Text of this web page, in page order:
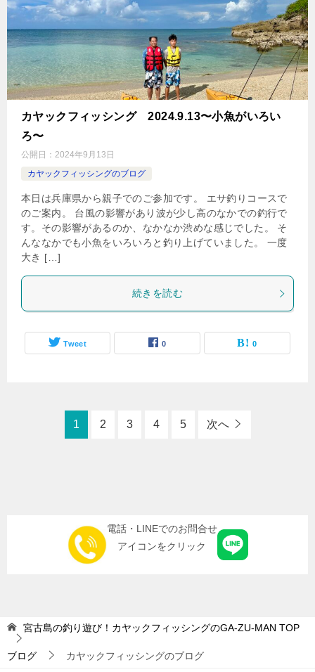
カヤックフィッシング 2024.9.13〜小魚がいろい
ろ〜
公開日： 2024年9月13日
カヤックフィッシングのブログ
本日は兵庫県から親子でのご参加です。 エサ釣りコースで
のご案内。 台風の影響があり波が少し高のなかでの釣行で
す。その影響があるのか、なかなか渋めな感じでした。 そ
んななかでも小魚をいろいろと釣り上げていました。 一度
大き […]
続きを読む
Tweet 0 0
1 2 3 4 5 次へ
電話・LINEでのお問合せ
アイコンをクリック
宮古島の釣り遊び！カヤックフィッシングのGA-ZU-MAN TOP
ブログ カヤックフィッシングのブログ